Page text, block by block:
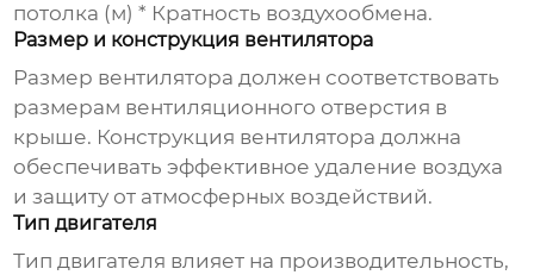
потолка (м) * Кратность воздухообмена.
Размер и конструкция вентилятора
Размер вентилятора должен соответствовать
размерам вентиляционного отверстия в
крыше. Конструкция вентилятора должна
обеспечивать эффективное удаление воздуха
и защиту от атмосферных воздействий.
Тип двигателя
Тип двигателя влияет на производительность,